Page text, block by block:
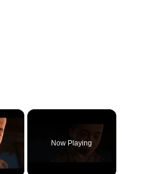
×
Now Playing